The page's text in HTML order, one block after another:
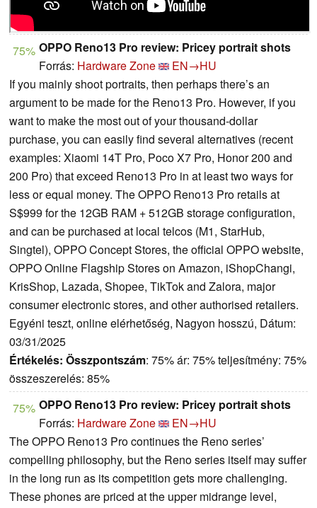
75% OPPO Reno13 Pro review: Pricey portrait shots
Forrás: Hardware Zone
EN→HU
If you mainly shoot portraits, then perhaps there’s an
argument to be made for the Reno13 Pro. However, if you
want to make the most out of your thousand-dollar
purchase, you can easily find several alternatives (recent
examples: Xiaomi 14T Pro, Poco X7 Pro, Honor 200 and
200 Pro) that exceed Reno13 Pro in at least two ways for
less or equal money. The OPPO Reno13 Pro retails at
S$999 for the 12GB RAM + 512GB storage configuration,
and can be purchased at local telcos (M1, StarHub,
Singtel), OPPO Concept Stores, the official OPPO website,
OPPO Online Flagship Stores on Amazon, iShopChangi,
KrisShop, Lazada, Shopee, TikTok and Zalora, major
consumer electronic stores, and other authorised retailers.
Egyéni teszt, online elérhetőség, Nagyon hosszú, Dátum:
03/31/2025
Értékelés: Összpontszám: 75% ár: 75% teljesítmény: 75%
összeszerelés: 85%
75% OPPO Reno13 Pro review: Pricey portrait shots
Forrás: Hardware Zone
EN→HU
The OPPO Reno13 Pro continues the Reno series’
compelling philosophy, but the Reno series itself may suffer
in the long run as its competition gets more challenging.
These phones are priced at the upper midrange level,